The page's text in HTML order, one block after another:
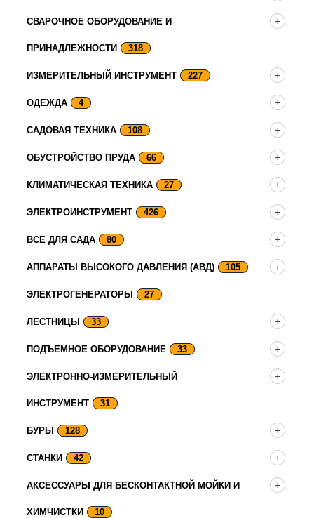
СВАРОЧНОЕ ОБОРУДОВАНИЕ И
ПРИНАДЛЕЖНОСТИ 318
ИЗМЕРИТЕЛЬНЫЙ ИНСТРУМЕНТ 227
ОДЕЖДА 4
САДОВАЯ ТЕХНИКА 108
ОБУСТРОЙСТВО ПРУДА 66
КЛИМАТИЧЕСКАЯ ТЕХНИКА 27
ЭЛЕКТРОИНСТРУМЕНТ 426
ВСЕ ДЛЯ САДА 80
АППАРАТЫ ВЫСОКОГО ДАВЛЕНИЯ (АВД) 105
ЭЛЕКТРОГЕНЕРАТОРЫ 27
ЛЕСТНИЦЫ 33
ПОДЪЕМНОЕ ОБОРУДОВАНИЕ 33
ЭЛЕКТРОННО-ИЗМЕРИТЕЛЬНЫЙ
ИНСТРУМЕНТ 31
БУРЫ 128
СТАНКИ 42
АКСЕССУАРЫ ДЛЯ БЕСКОНТАКТНОЙ МОЙКИ И
ХИМЧИСТКИ 10